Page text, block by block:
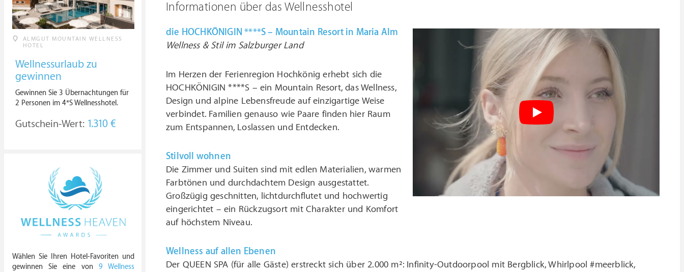
Informationen über das Wellnesshotel
die HOCHKÖNIGIN ****S – Mountain Resort in Maria Alm
Wellness & Stil im Salzburger Land
Im Herzen der Ferienregion Hochkönig erhebt sich die
HOCHKÖNIGIN ****S – ein Mountain Resort, das Wellness,
Design und alpine Lebensfreude auf einzigartige Weise
verbindet. Familien genauso wie Paare finden hier Raum
zum Entspannen, Loslassen und Entdecken.
Stilvoll wohnen
Die Zimmer und Suiten sind mit edlen Materialien, warmen
Farbtönen und durchdachtem Design ausgestattet.
Großzügig geschnitten, lichtdurchflutet und hochwertig
eingerichtet – ein Rückzugsort mit Charakter und Komfort
auf höchstem Niveau.
Wellness auf allen Ebenen
Der QUEEN SPA (für alle Gäste) erstreckt sich über 2.000 m²: Infinity-Outdoorpool mit Bergblick, Whirlpool #meerblick,
ALMGUT MOUNTAIN WELLNESS
HOTEL
Wellnessurlaub zu
gewinnen
Gewinnen Sie 3 Übernachtungen für
2 Personen im 4*S Wellnesshotel.
Gutschein-Wert: 1.310 €
Wählen Sie Ihren Hotel-Favoriten und
gewinnen Sie eine von 9 Wellness